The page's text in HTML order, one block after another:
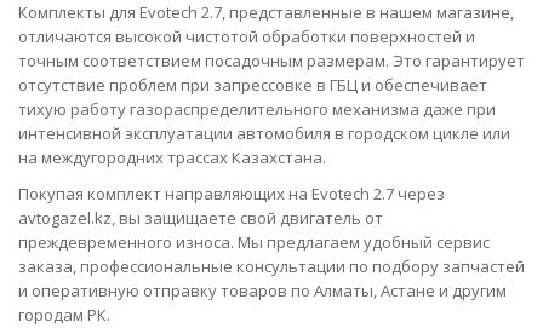
Комплекты для Evotech 2.7, представленные в нашем магазине,
отличаются высокой чистотой обработки поверхностей и
точным соответствием посадочным размерам. Это гарантирует
отсутствие проблем при запрессовке в ГБЦ и обеспечивает
тихую работу газораспределительного механизма даже при
интенсивной эксплуатации автомобиля в городском цикле или
на междугородних трассах Казахстана.
Покупая комплект направляющих на Evotech 2.7 через
avtogazel.kz, вы защищаете свой двигатель от
преждевременного износа. Мы предлагаем удобный сервис
заказа, профессиональные консультации по подбору запчастей
и оперативную отправку товаров по Алматы, Астане и другим
городам РК.